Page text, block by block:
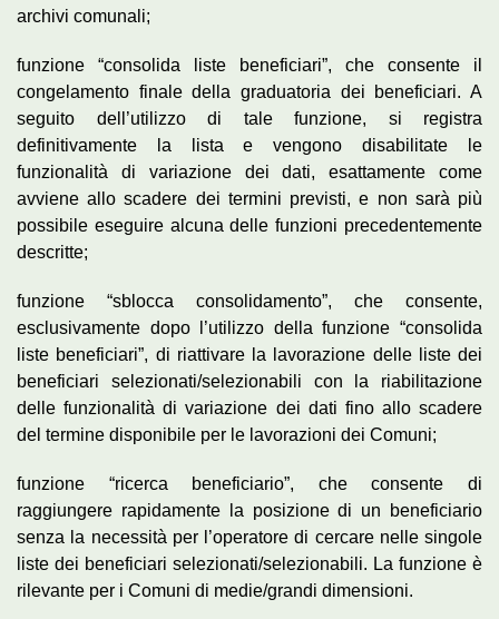
archivi comunali;
funzione “consolida liste beneficiari”, che consente il
congelamento finale della graduatoria dei beneficiari. A
seguito dell’utilizzo di tale funzione, si registra
definitivamente la lista e vengono disabilitate le
funzionalità di variazione dei dati, esattamente come
avviene allo scadere dei termini previsti, e non sarà più
possibile eseguire alcuna delle funzioni precedentemente
descritte;
funzione “sblocca consolidamento”, che consente,
esclusivamente dopo l’utilizzo della funzione “consolida
liste beneficiari”, di riattivare la lavorazione delle liste dei
beneficiari selezionati/selezionabili con la riabilitazione
delle funzionalità di variazione dei dati fino allo scadere
del termine disponibile per le lavorazioni dei Comuni;
funzione “ricerca beneficiario”, che consente di
raggiungere rapidamente la posizione di un beneficiario
senza la necessità per l’operatore di cercare nelle singole
liste dei beneficiari selezionati/selezionabili. La funzione è
rilevante per i Comuni di medie/grandi dimensioni.